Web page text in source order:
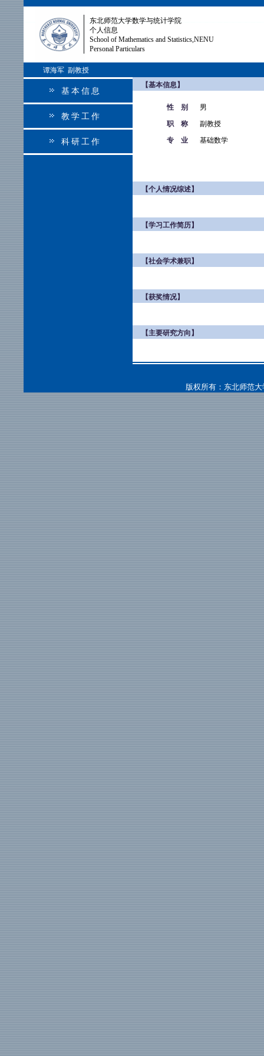
东北师范大学数学与统计学院
个人信息
School of Mathematics and Statistics,NENU
Personal Particulars
谭海军 副教授
基本信息
教学工作
科研工作
【基本信息】
性 别
男
职 称
副教授
专 业
基础数学
【个人情况综述】
【学习工作简历】
【社会学术兼职】
【获奖情况】
【主要研究方向】
版权所有：东北师范